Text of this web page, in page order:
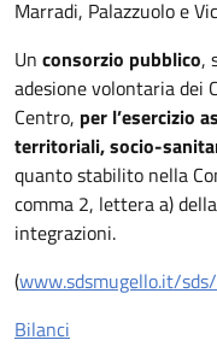
Marradi, Palazzuolo e
Un consorzio pubblico,
adesione volontaria dei
Centro, per l’esercizio
territoriali, socio-
quanto stabilito nella
comma 2, lettera a)
integrazioni.
(www.sdsmugello.it/sds/
Bilanci